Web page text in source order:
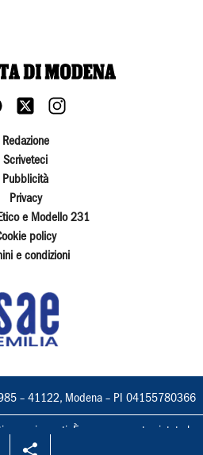
Redazione
Scriveteci
Pubblicità
Privacy
e Modello 231
policy
e condizioni
985 – 41122, Modena – PI 04155780366
riservati. È espressamente vietata la
e l'adattamento totale o parziale.